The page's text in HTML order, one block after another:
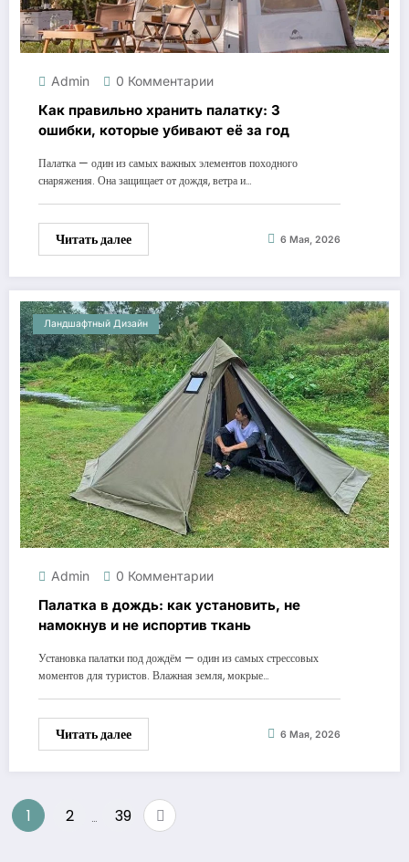
Admin 0 Комментарии
Как правильно хранить палатку: 3
ошибки, которые убивают её за год
Палатка — один из самых важных элементов походного
снаряжения. Она защищает от дождя, ветра и…
Читать далее 6 Мая, 2026
Ландшафтный Дизайн
Admin 0 Комментарии
Палатка в дождь: как установить, не
намокнув и не испортив ткань
Установка палатки под дождём — один из самых стрессовых
моментов для туристов. Влажная земля, мокрые…
Читать далее 6 Мая, 2026
Пагинация
1 2 39